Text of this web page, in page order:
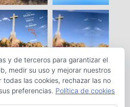
y de terceros para garantizar el
medir su uso y mejorar nuestros
todas las cookies, rechazar las no
preferencias. Política de cookies